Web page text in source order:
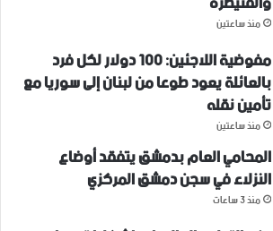
منذ ساعتين
مفوضية اللاجئين: 100 دولار لكل فرد
بالعائلة يعود طوعا من لبنان إلى سوريا مع
تأمين نقله
منذ ساعتين
المحامي العام بدمشق يتفقد أوضاع
النزلاء في سجن دمشق المركزي
منذ 3 ساعات